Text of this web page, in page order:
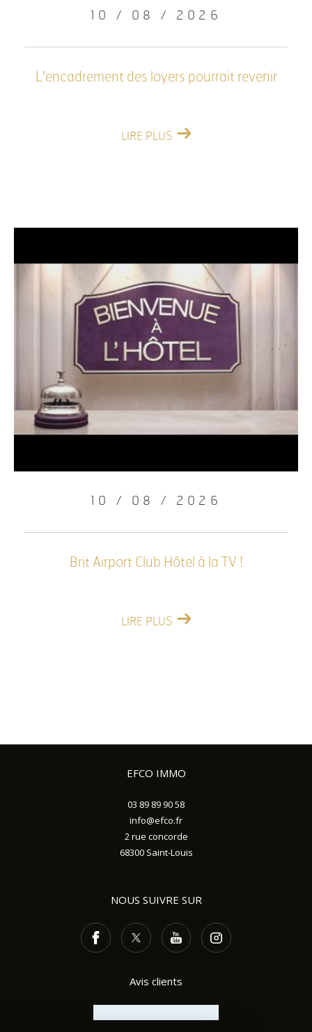
10 / 08 / 2026
L'encadrement des loyers pourrait revenir
LIRE PLUS
10 / 08 / 2026
Brit Airport Club Hôtel à la TV !
LIRE PLUS
EFCO IMMO
03 89 89 90 58
info@efco.fr
2 rue concorde
68300
Saint-Louis
NOUS SUIVRE SUR
Avis clients